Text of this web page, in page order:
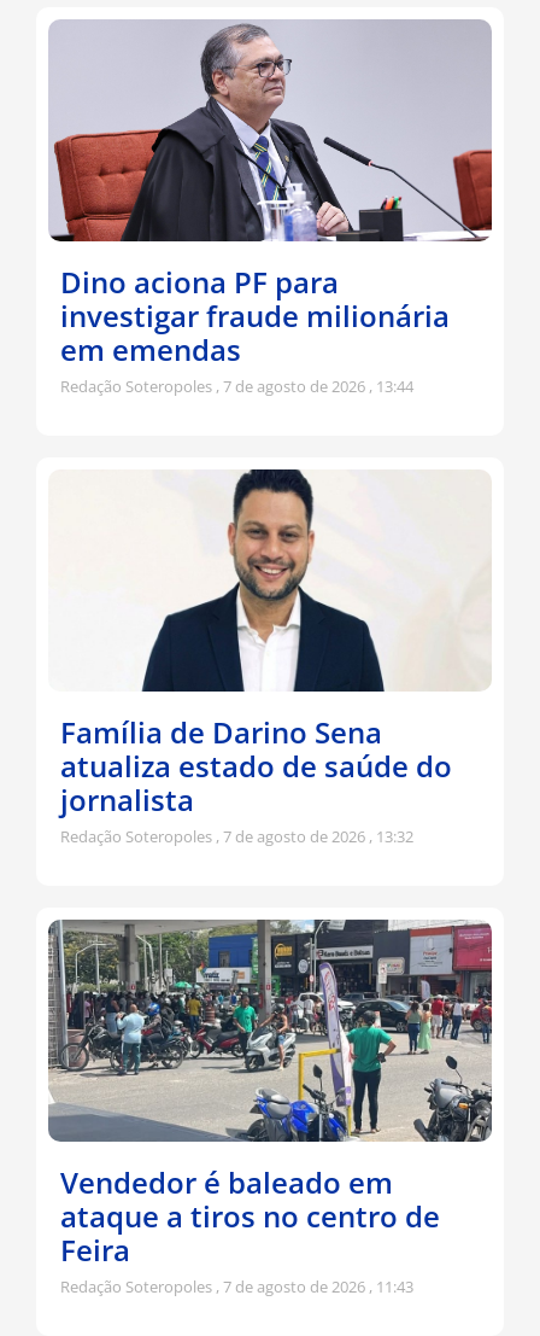
Dino aciona PF para
investigar fraude milionária
em emendas
Redação Soteropoles 7 de agosto de 2026 13:44
Família de Darino Sena
atualiza estado de saúde do
jornalista
Redação Soteropoles 7 de agosto de 2026 13:32
Vendedor é baleado em
ataque a tiros no centro de
Feira
Redação Soteropoles 7 de agosto de 2026 11:43